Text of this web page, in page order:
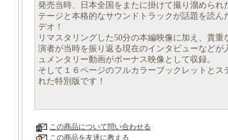
発売当時、日本全国をまたに掛けて撮り溜められ
テージと本格的なサウンドトラックが話題を読ん
デオ！
リマスタリングした50分の本編映像に加え、貴重
演者が当時を振り返る現在のインタビューなどが
ュメンタリー動画がボーナス映像として収録。
そして１６ページのフルカラーブックレットとス
れた特別版です！
この商品について問い合わせる
この商品を友達に教える